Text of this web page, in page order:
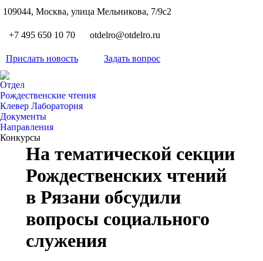
109044, Москва, улица Мельникова, 7/9с2
+7 495 650 10 70 otdelro@otdelro.ru
Прислать новость Задать вопрос
Отдел
Рождественские чтения
Клевер Лаборатория
Документы
Направления
Конкурсы
На тематической секции
Рождественских чтений
в Рязани обсудили
вопросы социального
служения